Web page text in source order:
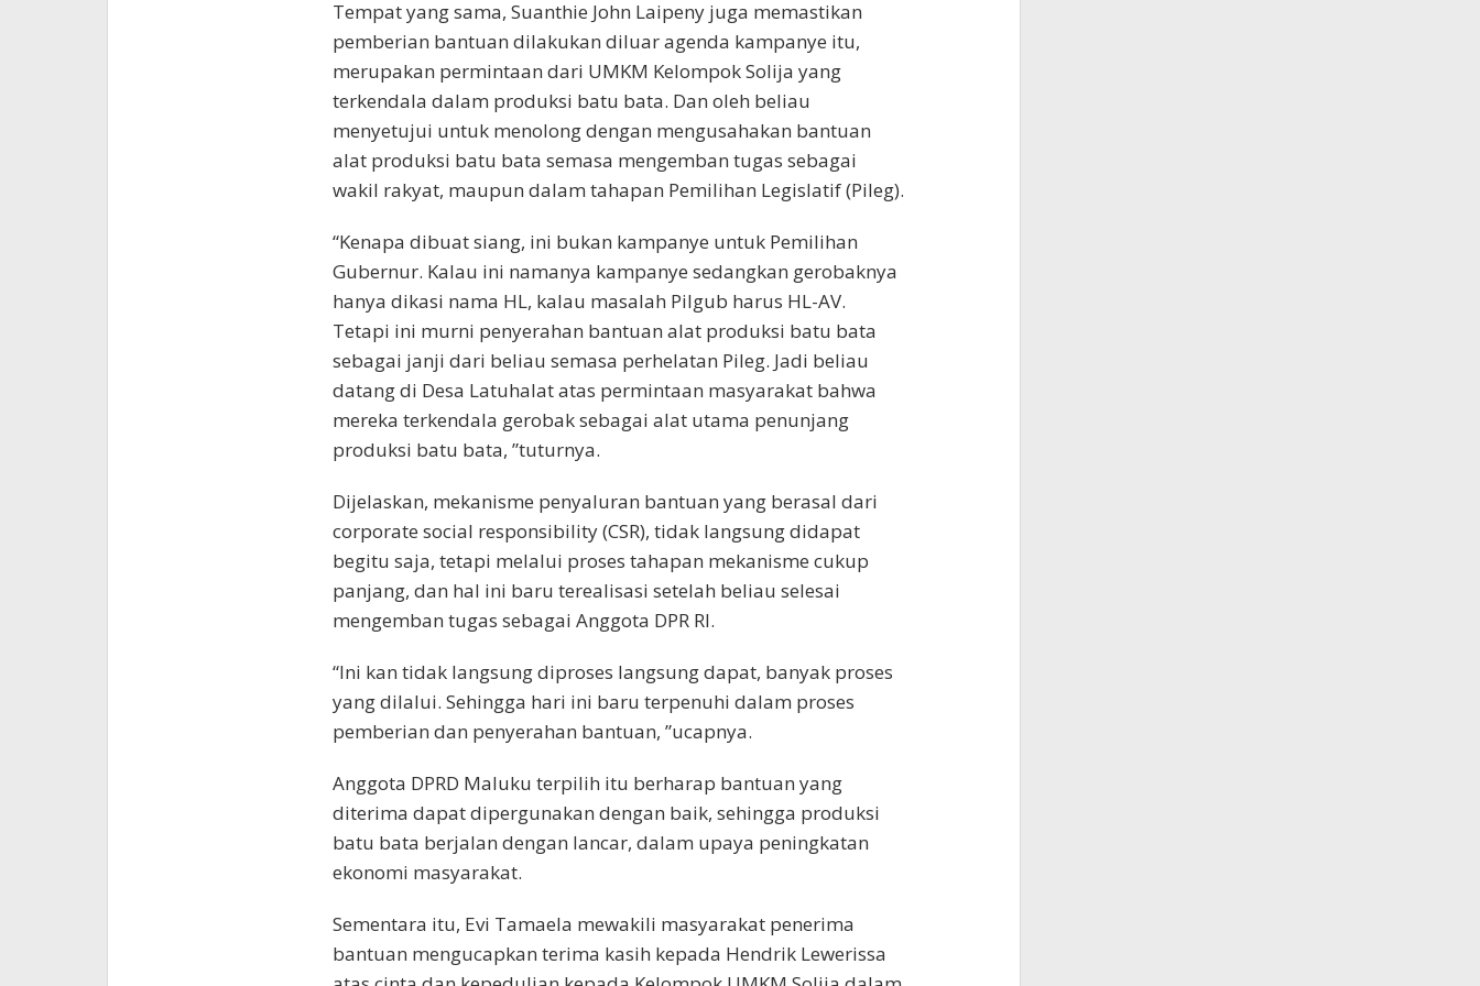
Tempat yang sama, Suanthie John Laipeny juga memastikan
pemberian bantuan dilakukan diluar agenda kampanye itu,
merupakan permintaan dari UMKM Kelompok Solija yang
terkendala dalam produksi batu bata. Dan oleh beliau
menyetujui untuk menolong dengan mengusahakan bantuan
alat produksi batu bata semasa mengemban tugas sebagai
wakil rakyat, maupun dalam tahapan Pemilihan Legislatif (Pileg).
“Kenapa dibuat siang, ini bukan kampanye untuk Pemilihan
Gubernur. Kalau ini namanya kampanye sedangkan gerobaknya
hanya dikasi nama HL, kalau masalah Pilgub harus HL-AV.
Tetapi ini murni penyerahan bantuan alat produksi batu bata
sebagai janji dari beliau semasa perhelatan Pileg. Jadi beliau
datang di Desa Latuhalat atas permintaan masyarakat bahwa
mereka terkendala gerobak sebagai alat utama penunjang
produksi batu bata, ”tuturnya.
Dijelaskan, mekanisme penyaluran bantuan yang berasal dari
corporate social responsibility (CSR), tidak langsung didapat
begitu saja, tetapi melalui proses tahapan mekanisme cukup
panjang, dan hal ini baru terealisasi setelah beliau selesai
mengemban tugas sebagai Anggota DPR RI.
“Ini kan tidak langsung diproses langsung dapat, banyak proses
yang dilalui. Sehingga hari ini baru terpenuhi dalam proses
pemberian dan penyerahan bantuan, ”ucapnya.
Anggota DPRD Maluku terpilih itu berharap bantuan yang
diterima dapat dipergunakan dengan baik, sehingga produksi
batu bata berjalan dengan lancar, dalam upaya peningkatan
ekonomi masyarakat.
Sementara itu, Evi Tamaela mewakili masyarakat penerima
bantuan mengucapkan terima kasih kepada Hendrik Lewerissa